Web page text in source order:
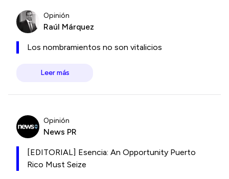
Opinión
Raúl Márquez
Los nombramientos no son vitalicios
Leer más
Opinión
News PR
[EDITORIAL] Esencia: An Opportunity Puerto
Rico Must Seize